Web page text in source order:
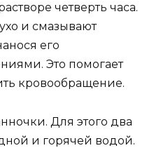
четверть часа.
и смазывают
его
Это помогает
кровообращение.
Для этого два
и горячей водой.